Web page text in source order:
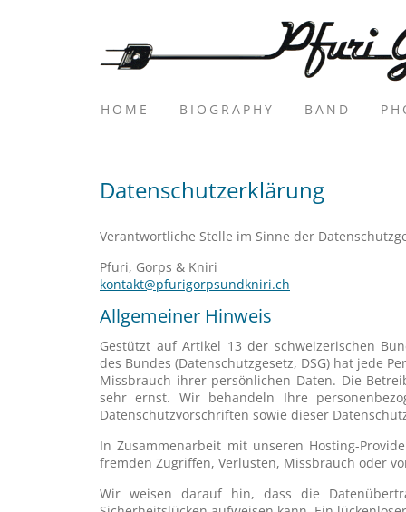
HOME BIOGRAPHY BAND
Datenschutzerklärung
Verantwortliche Stelle im Sinne der
Pfuri, Gorps & Kniri
kontakt@pfurigorpsundkniri.ch
Allgemeiner Hinweis
Gestützt auf Artikel 13 der schweizerischen
des Bundes (Datenschutzgesetz, DSG) hat jede
Missbrauch ihrer persönlichen Daten. Die
sehr ernst. Wir behandeln Ihre
Datenschutzvorschriften sowie dieser
In Zusammenarbeit mit unseren Hosting-
fremden Zugriffen, Verlusten, Missbrauch oder
Wir weisen darauf hin, dass die